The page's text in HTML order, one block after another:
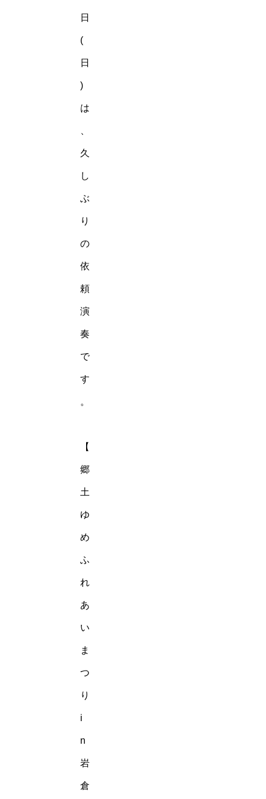
日
(
日
)
は
久
し
ぶ
り
の
依
頼
演
奏
で
す
。
【
郷
土
ゆ
め
ふ
れ
あ
い
ま
つ
り
i
n
岩
倉